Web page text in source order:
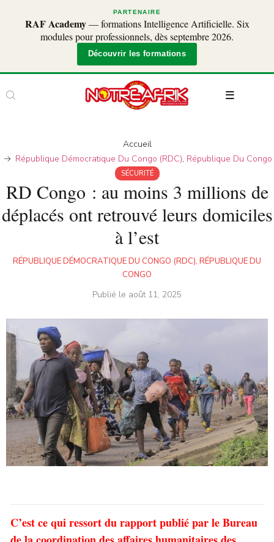
PARTENAIRE
RAF Academy— formations Intelligence Artificielle. Six
modules pour professionnels, dès septembre 2026.
Découvrir les formations
Accueil
République Démocratique Du Congo (RDC), République Du Congo
SÉCURITÉ
RD Congo : au moins 3 millions de
déplacés ont retrouvé leurs domiciles
à l’est
RÉPUBLIQUE DÉMOCRATIQUE DU CONGO (RDC), RÉPUBLIQUE DU
CONGO
Publié le août 11, 2025
C’est ce qui ressort du rapport publié par le Bureau